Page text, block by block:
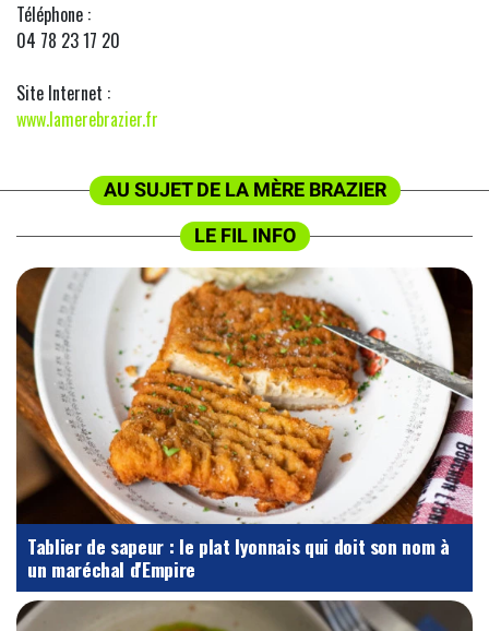
Téléphone :
04 78 23 17 20
Site Internet :
www.lamerebrazier.fr
AU SUJET DE LA MÈRE BRAZIER
LE FIL INFO
Tablier de sapeur : le plat lyonnais qui doit son nom à
un maréchal d'Empire